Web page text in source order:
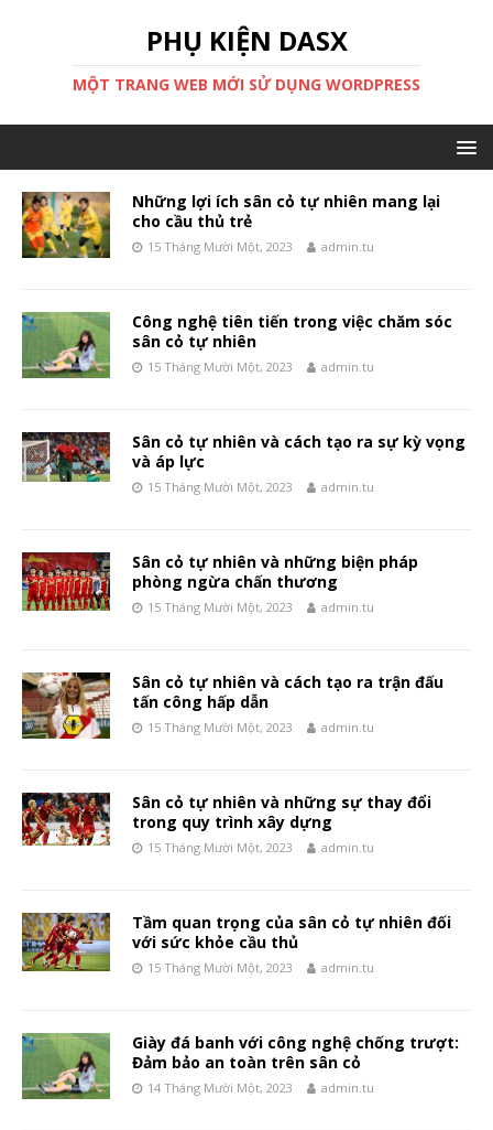
PHỤ KIỆN DASX
MỘT TRANG WEB MỚI SỬ DỤNG WORDPRESS
Những lợi ích sân cỏ tự nhiên mang lại
cho cầu thủ trẻ
15 Tháng Mười Một, 2023 admin.tu
Công nghệ tiên tiến trong việc chăm sóc
sân cỏ tự nhiên
15 Tháng Mười Một, 2023 admin.tu
Sân cỏ tự nhiên và cách tạo ra sự kỳ vọng
và áp lực
15 Tháng Mười Một, 2023 admin.tu
Sân cỏ tự nhiên và những biện pháp
phòng ngừa chấn thương
15 Tháng Mười Một, 2023 admin.tu
Sân cỏ tự nhiên và cách tạo ra trận đấu
tấn công hấp dẫn
15 Tháng Mười Một, 2023 admin.tu
Sân cỏ tự nhiên và những sự thay đổi
trong quy trình xây dựng
15 Tháng Mười Một, 2023 admin.tu
Tầm quan trọng của sân cỏ tự nhiên đối
với sức khỏe cầu thủ
15 Tháng Mười Một, 2023 admin.tu
Giày đá banh với công nghệ chống trượt:
Đảm bảo an toàn trên sân cỏ
14 Tháng Mười Một, 2023 admin.tu